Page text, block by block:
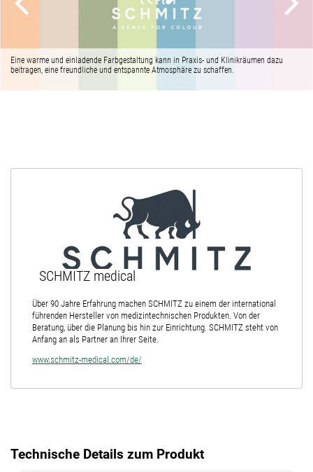
Eine warme und einladende Farbgestaltung kann in Praxis- und Klinikräumen dazu
beitragen, eine freundliche und entspannte Atmosphäre zu schaffen.
SCHMITZ medical
Über 90 Jahre Erfahrung machen SCHMITZ zu einem der international
führenden Hersteller von medizintechnischen Produkten. Von der
Beratung, über die Planung bis hin zur Einrichtung. SCHMITZ steht von
Anfang an als Partner an Ihrer Seite.
www.schmitz-medical.com/de/
Technische Details zum Produkt